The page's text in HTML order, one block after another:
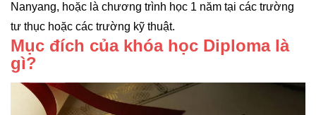
Nanyang, hoặc là chương trình học 1 năm tại các trường
tư thục hoặc các trường kỹ thuật.
Mục đích của khóa học Diploma là
gì?